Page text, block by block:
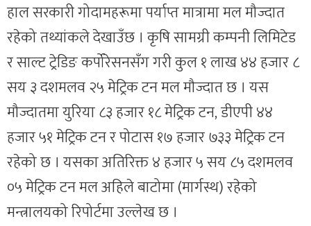
हाल सरकारी गोदामहरूमा पर्याप्त मात्रामा मल मौज्दात
रहेको तथ्यांकले देखाउँछ । कृषि सामग्री कम्पनी लिमिटेड
र साल्ट ट्रेडिङ कर्पोरेसनसँग गरी कुल १ लाख ४४ हजार ८
सय ३ दशमलव २५ मेट्रिक टन मल मौज्दात छ । यस
मौज्दातमा युरिया ८३ हजार १८ मेट्रिक टन, डीएपी ४४
हजार ५१ मेट्रिक टन र पोटास १७ हजार ७३३ मेट्रिक टन
रहेको छ । यसका अतिरिक्त ४ हजार ५ सय ८५ दशमलव
०५ मेट्रिक टन मल अहिले बाटोमा (मार्गस्थ) रहेको
मन्त्रालयको रिपोर्टमा उल्लेख छ ।